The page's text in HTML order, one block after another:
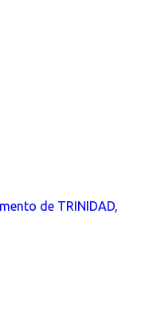
de TRINIDAD,